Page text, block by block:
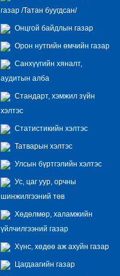
газар /Татан буугдсан/
Онцгой байдлын газар
Орон нутгийн өмчийн газар
Санхүүгийн хяналт,
аудитын алба
Стандарт, хэмжил зүйн
хэлтэс
Статистикийн хэлтэс
Татварын хэлтэс
Улсын бүртгэлийн хэлтэс
Ус, цаг уур, орчны
шинжилгээний төв
Хөдөлмөр, халамжийн
үйлчилгээний газар
Хүнс, хөдөө аж ахуйн газар
Цагдаагийн газар